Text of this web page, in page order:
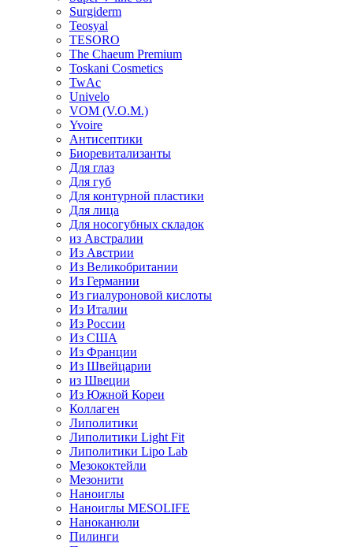
Surgiderm
Teosyal
TESORO
The Chaeum Premium
Toskani Cosmetics
TwAc
Univelo
VOM (V.O.M.)
Yvoire
Антисептики
Биоревитализанты
Для глаз
Для губ
Для контурной пластики
Для лица
Для носогубных складок
из Австралии
Из Австрии
Из Великобритании
Из Германии
Из гиалуроновой кислоты
Из Италии
Из России
Из США
Из Франции
Из Швейцарии
из Швеции
Из Южной Кореи
Коллаген
Липолитики
Липолитики Light Fit
Липолитики Lipo Lab
Мезококтейли
Мезонити
Наноиглы
Наноиглы MESOLIFE
Наноканюли
Пилинги